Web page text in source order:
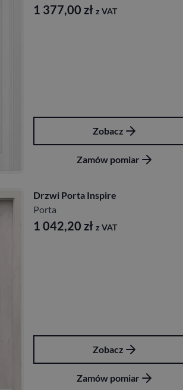
1 377,00 zł z VAT
Zobacz
Zamów pomiar
Drzwi Porta Inspire
Porta
1 042,20 zł z VAT
Zobacz
Zamów pomiar